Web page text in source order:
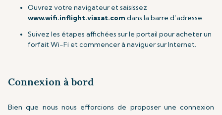
Ouvrez votre navigateur et saisissez
www.wifi.inflight.viasat.com dans la barre d’adresse.
Suivez les étapes affichées sur le portail pour acheter un
forfait Wi-Fi et commencer à naviguer sur Internet.
Connexion à bord
Bien que nous nous efforcions de proposer une connexion